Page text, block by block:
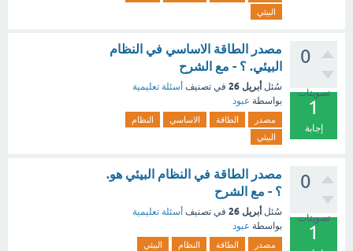
البيئي
0
تصويتات
1
إجابة
مصدر الطاقة الاساسي في النظام
البيئي. ؟ - مع الشرح
سُئل أبريل 26 في تصنيف أسئلة تعليمية
بواسطة عبود
مصدر الطاقة الاساسي
النظام
البيئي
0
تصويتات
1
مصدر الطاقة في النظام البيئي هو.
؟ - مع الشرح
سُئل أبريل 26 في تصنيف أسئلة تعليمية
بواسطة عبود
مصدر الطاقة النظام البيئي